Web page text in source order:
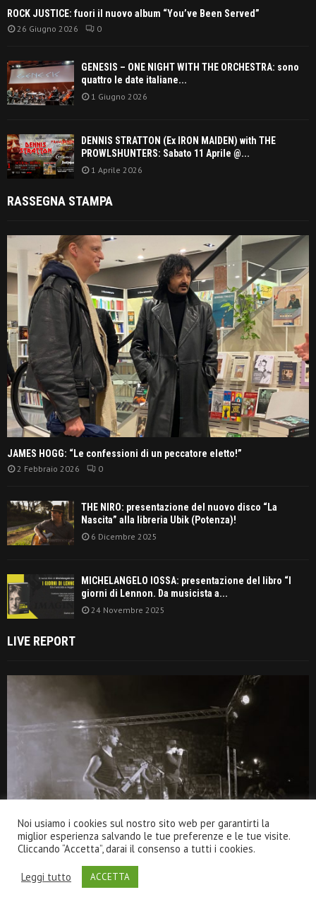
ROCK JUSTICE: fuori il nuovo album “You’ve Been Served”
26 Giugno 2026 0
GENESIS – ONE NIGHT WITH THE ORCHESTRA: sono
quattro le date italiane...
1 Giugno 2026
DENNIS STRATTON (Ex IRON MAIDEN) with THE
PROWLSHUNTERS: Sabato 11 Aprile @...
1 Aprile 2026
RASSEGNA STAMPA
JAMES HOGG: “Le confessioni di un peccatore eletto!”
2 Febbraio 2026 0
THE NIRO: presentazione del nuovo disco “La
Nascita” alla libreria Ubik (Potenza)!
6 Dicembre 2025
MICHELANGELO IOSSA: presentazione del libro “I
giorni di Lennon. Da musicista a...
24 Novembre 2025
LIVE REPORT
Noi usiamo i cookies sul nostro sito web per garantirti la
miglior esperienza salvando le tue preferenze e le tue visite.
Cliccando “Accetta”, darai il consenso a tutti i cookies.
Leggi tutto ACCETTA